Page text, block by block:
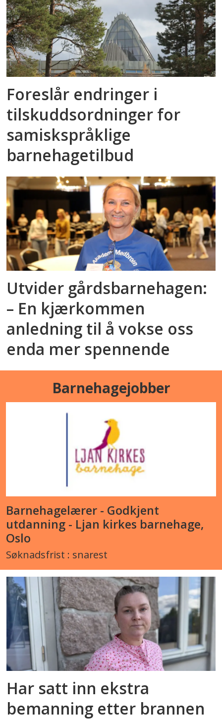
Foreslår endringer i
tilskuddsordninger for
samiskspråklige
barnehagetilbud
Utvider gårdsbarnehagen:
– En kjærkommen
anledning til å vokse oss
enda mer spennende
Barnehagejobber
Barnehagelærer - Godkjent
utdanning - Ljan kirkes barnehage,
Oslo
Søknadsfrist : snarest
Har satt inn ekstra
bemanning etter brannen